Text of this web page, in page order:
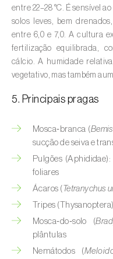
Azinheira (
rotundifolia )
Banana (Musa spp.
Batata (Solanum
Batata-doce (
Begónia (
Begonia spp.
Beringela (
Beterraba (Beta
Buxo (Buxus
entre 22–28 °C. É sensível
solos leves, bem
entre 6,0 e 7,0. A cultura
fertilização equilibrada,
cálcio. A humidade
vegetativo, mas também
5. Principais pragas
Mosca‑branca (
sucção de seiva e
Pulgões
foliares
Ácaros ( Tetranychus
Tripes
Mosca‑do‑solo (
plântulas
Nemátodos (